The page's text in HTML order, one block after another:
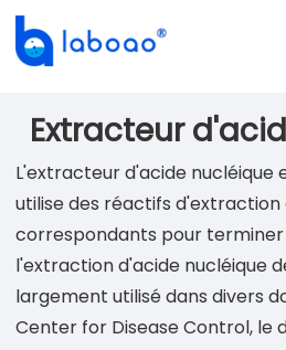
Extracteur
L'extracteur d'acide nucléique
utilise des réactifs d'extraction
correspondants pour
l'extraction d'acide nucléique
largement utilisé dans divers
Center for Disease Control, le